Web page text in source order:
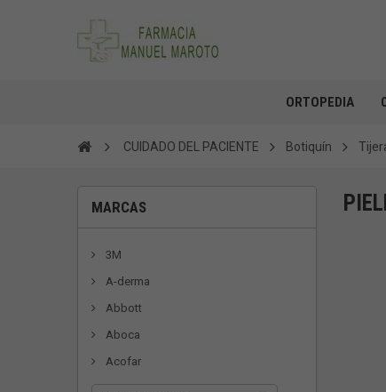
ORTOPEDIA
CUIDADO DEL PACIENTE Botiquín
MARCAS
3M
A-derma
Abbott
Aboca
Acofar